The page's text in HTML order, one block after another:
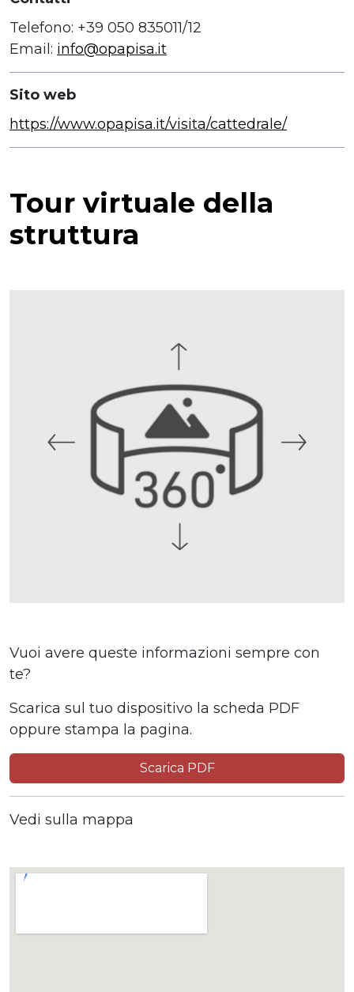
Telefono: +39 050 835011/12
Email: info@opapisa.it
Sito web
https://www.opapisa.it/visita/cattedrale/
Tour virtuale della
struttura
Vuoi avere queste informazioni sempre con
te?
Scarica sul tuo dispositivo la scheda PDF
oppure stampa la pagina.
Scarica PDF
Vedi sulla mappa